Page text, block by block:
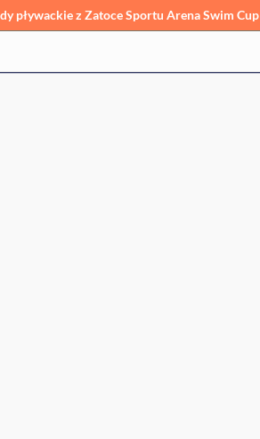
pływackie z Zatoce Sportu Arena Swim Cup